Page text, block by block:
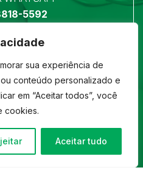
sua experiência de
conteúdo personalizado e
em “Aceitar todos”, você
cookies.
Aceitar tudo
5592